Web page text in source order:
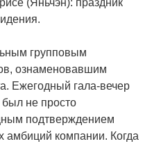
групповым
ознаменовавшим
Ежегодный гала-вечер
не просто
подтверждением
амбиций компании. Когда